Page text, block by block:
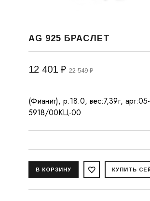
AG 925 БРАСЛЕТ
12 401 ₽ 22 549 ₽
(Фианит), р.18.0, вес:7,39г, арт:05-
5918/00КЦ-00